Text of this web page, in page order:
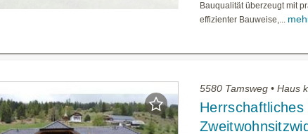
Bauqualität überzeugt mit
effizienter Bauweise,...
5580 Tamsweg • Haus